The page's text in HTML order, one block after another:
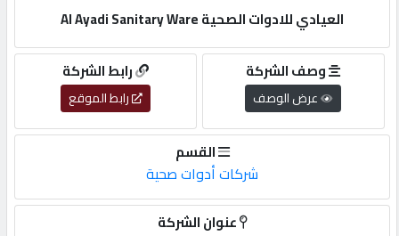
التسجيل
English
أضف
العيادي للادوات الصحية Al Ayadi Sanitary Ware
رابط الشركة
رابط الموقع
وصف الشركة
عرض الوصف
القسم
شركات أدوات صحية
عنوان الشركة